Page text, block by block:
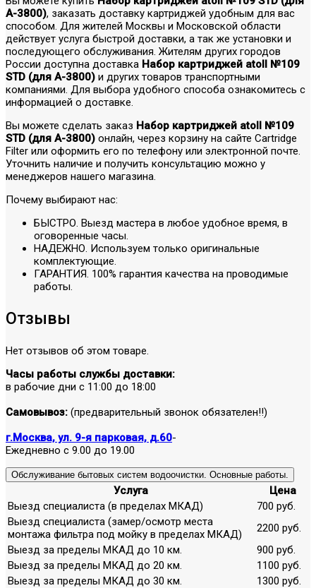
А-3800), заказать доставку картриджей удобным для вас
способом. Для жителей Москвы и Московской области
действует услуга быстрой доставки, а так же установки и
последующего обслуживания. Жителям других городов
России доступна доставка Набор картриджей atoll №109
STD (для А-3800) и других товаров транспортными
компаниями. Для выбора удобного способа ознакомитесь с
информацией о доставке.
Вы можете сделать заказ Набор картриджей atoll №109
STD (для А-3800) онлайн, через корзину на сайте Cartridge
Filter или оформить его по телефону или электронной почте.
Уточнить наличие и получить консультацию можно у
менеджеров нашего магазина.
Почему выбирают нас:
БЫСТРО. Выезд мастера в любое удобное время, в
оговоренные часы.
НАДЕЖНО. Используем только оригинальные
комплектующие.
ГАРАНТИЯ. 100% гарантия качества на проводимые
работы.
Отзывы
Нет отзывов об этом товаре.
Часы работы службы доставки:
в рабочие дни с 11:00 до 18:00
Самовывоз: (предварительный звонок обязателен!!)
г.Москва, ул. 9-я парковая, д.60-
Ежедневно с 9.00 до 19.00
Обслуживание бытовых систем водоочистки. Основные работы.
Услуга
Цена
Выезд специалиста (в пределах МКАД)
700 руб.
Выезд специалиста (замер/осмотр места
монтажа фильтра под мойку в пределах МКАД)
2200 руб.
Выезд за пределы МКАД до 10 км.
900 руб.
Выезд за пределы МКАД до 20 км.
1100 руб.
Выезд за пределы МКАД до 30 км.
1300 руб.